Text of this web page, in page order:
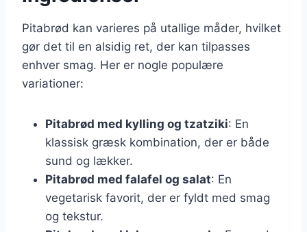
Pitabrød kan varieres på utallige måder, hvilket
gør det til en alsidig ret, der kan tilpasses
enhver smag. Her er nogle populære
variationer:
Pitabrød med kylling og tzatziki: En
klassisk græsk kombination, der er både
sund og lækker.
Pitabrød med falafel og salat: En
vegetarisk favorit, der er fyldt med smag
og tekstur.